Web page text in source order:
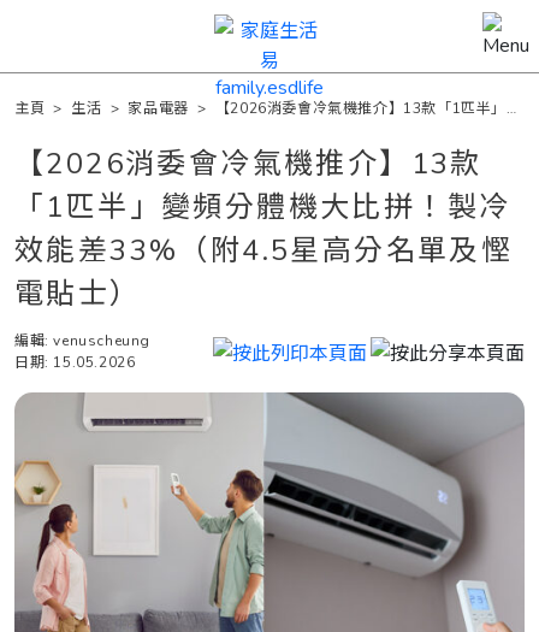
主頁 > 生活 > 家品電器 >
【2026消委會冷氣機推介】13款「1匹半」變
【2026消委會冷氣機推介】13款
「1匹半」變頻分體機大比拼！製冷
效能差33%（附4.5星高分名單及慳
電貼士）
編輯: venuscheung
日期: 15.05.2026